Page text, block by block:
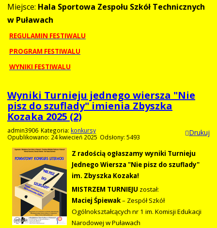
Miejsce: Hala Sportowa Zespołu Szkół Technicznych
w Puławach
REGULAMIN FESTIWALU
PROGRAM FESTIWALU
WYNIKI FESTIWALU
Wyniki Turnieju jednego wiersza "Nie
pisz do szuflady" imienia Zbyszka
Kozaka 2025 (2)
Drukuj
admin3906 Kategoria: konkursy
Opublikowano: 24 kwiecień 2025 Odsłony: 5493
Z radością ogłaszamy wyniki Turnieju
Jednego Wiersza "Nie pisz do szuflady"
im. Zbyszka Kozaka!
MISTRZEM TURNIEJU został:
Maciej Śpiewak– Zespół Szkół
Ogólnokształcących nr 1 im. Komisji Edukacji
Narodowej w Puławach